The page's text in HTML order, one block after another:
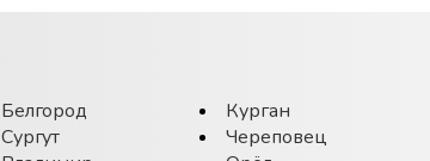
Белгород
Сургут
Курган
Череповец